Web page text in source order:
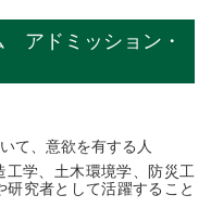
アドミッション・
て、意欲を有する人
学、土木環境学、防災工
究者として活躍すること